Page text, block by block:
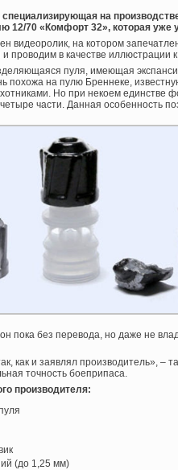
на
12/70 «Комфорт 32», которая уже
видеоролик, на котором
проводим в качестве иллюстрации к
пуля, имеющая
похожа на пулю Бреннеке,
Но при некоем
части. Данная особенность
он пока без перевода, но даже не
как и заявлял производитель», –
точность боеприпаса.
производителя:
(до 1,25 мм)